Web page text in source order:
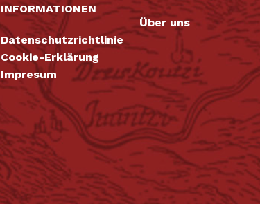
INFORMATIONEN
Datenschutzrichtlinie
Cookie-Erklärung
Impresum
Über uns